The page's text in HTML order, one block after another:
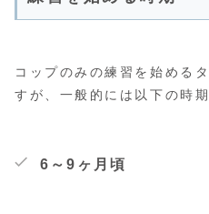
コップのみの練習を始める
すが、一般的には以下の時
6～9ヶ月頃